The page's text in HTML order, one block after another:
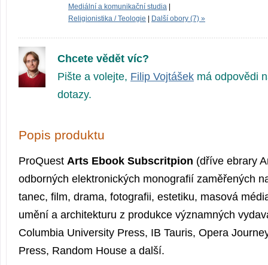
Mediální a komunikační studia
Religionistika / Teologie
Další obory (7) »
Chcete vědět víc?
Pište a volejte, Filip Vojtášek má odpovědi
dotazy.
Popis produktu
ProQuest Arts Ebook Subscritpion (dříve ebrary
odborných elektronických monografií zaměřených
tanec, film, drama, fotografii, estetiku, masová
umění a architekturu z produkce významných
Columbia University Press, IB Tauris, Opera
Press, Random House a další.